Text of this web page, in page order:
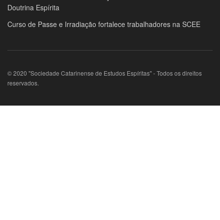
Doutrina Espírita
Curso de Passe e Irradiação fortalece trabalhadores na SCEE
© 2020 "Sociedade Catarinense de Estudos Espíritas" - Todos os direitos
reservados.